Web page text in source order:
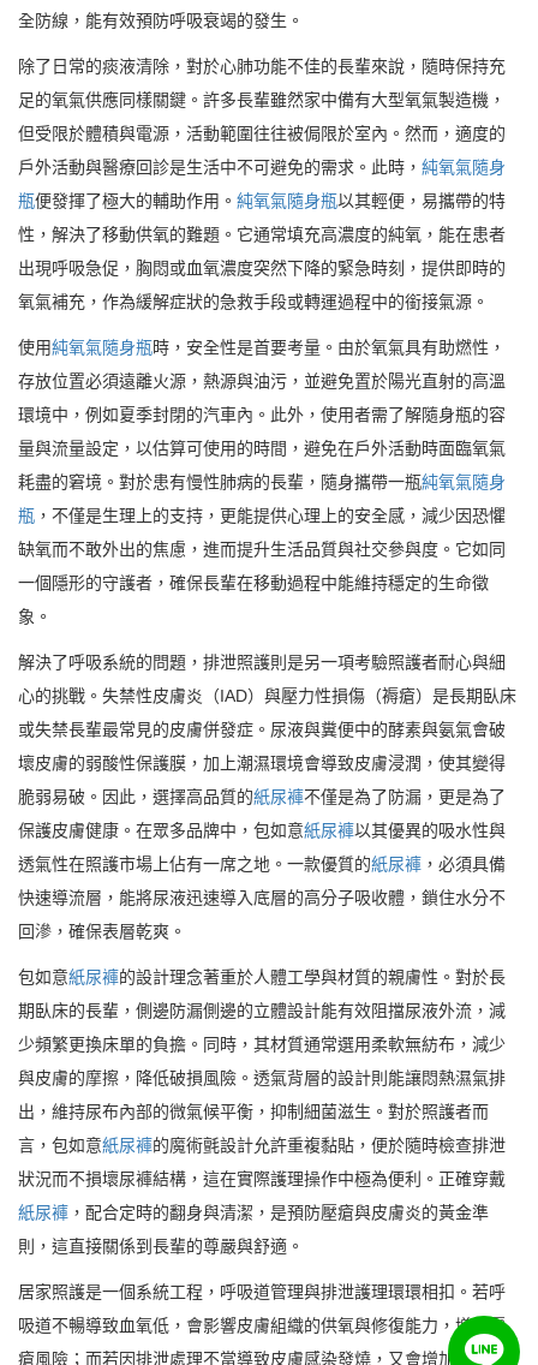
全防線，能有效預防呼吸衰竭的發生。
除了日常的痰液清除，對於心肺功能不佳的長輩來說，隨時保持充
足的氧氣供應同樣關鍵。許多長輩雖然家中備有大型氧氣製造機，
但受限於體積與電源，活動範圍往往被侷限於室內。然而，適度的
戶外活動與醫療回診是生活中不可避免的需求。此時， 純氧氣隨身
瓶便發揮了極大的輔助作用。 純氧氣隨身瓶以其輕便，易攜帶的特
性，解決了移動供氧的難題。它通常填充高濃度的純氧，能在患者
出現呼吸急促，胸悶或血氧濃度突然下降的緊急時刻，提供即時的
氧氣補充，作為緩解症狀的急救手段或轉運過程中的銜接氣源。
使用純氧氣隨身瓶時，安全性是首要考量。由於氧氣具有助燃性，
存放位置必須遠離火源，熱源與油污，並避免置於陽光直射的高溫
環境中，例如夏季封閉的汽車內。此外，使用者需了解隨身瓶的容
量與流量設定，以估算可使用的時間，避免在戶外活動時面臨氧氣
耗盡的窘境。對於患有慢性肺病的長輩，隨身攜帶一瓶純氧氣隨身
瓶 ，不僅是生理上的支持，更能提供心理上的安全感，減少因恐懼
缺氧而不敢外出的焦慮，進而提升生活品質與社交參與度。它如同
一個隱形的守護者，確保長輩在移動過程中能維持穩定的生命徵
象。
解決了呼吸系統的問題，排泄照護則是另一項考驗照護者耐心與細
心的挑戰。失禁性皮膚炎（IAD）與壓力性損傷（褥瘡）是長期臥床
或失禁長輩最常見的皮膚併發症。尿液與糞便中的酵素與氨氣會破
壞皮膚的弱酸性保護膜，加上潮濕環境會導致皮膚浸潤，使其變得
脆弱易破。因此，選擇高品質的紙尿褲不僅是為了防漏，更是為了
保護皮膚健康。在眾多品牌中，包如意紙尿褲以其優異的吸水性與
透氣性在照護市場上佔有一席之地。一款優質的紙尿褲 ，必須具備
快速導流層，能將尿液迅速導入底層的高分子吸收體，鎖住水分不
回滲，確保表層乾爽。
包如意紙尿褲的設計理念著重於人體工學與材質的親膚性。對於長
期臥床的長輩，側邊防漏側邊的立體設計能有效阻擋尿液外流，減
少頻繁更換床單的負擔。同時，其材質通常選用柔軟無紡布，減少
與皮膚的摩擦，降低破損風險。透氣背層的設計則能讓悶熱濕氣排
出，維持尿布內部的微氣候平衡，抑制細菌滋生。對於照護者而
言，包如意紙尿褲的魔術氈設計允許重複黏貼，便於隨時檢查排泄
狀況而不損壞尿褲結構，這在實際護理操作中極為便利。正確穿戴
紙尿褲 ，配合定時的翻身與清潔，是預防壓瘡與皮膚炎的黃金準
則，這直接關係到長輩的尊嚴與舒適。
居家照護是一個系統工程，呼吸道管理與排泄護理環環相扣。若呼
吸道不暢導致血氧低，會影響皮膚組織的供氧與修復能力，增加壓
瘡風險；而若因排泄處理不當導致皮膚感染發燒，又會增加心肺負